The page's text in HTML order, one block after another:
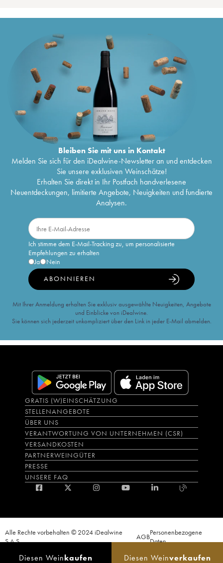
Diesen Weinkaufen Diesen Weinverkaufen
Bleiben Sie mit uns in Kontakt
Melden Sie sich für den iDealwine-Newsletter an und entdecken
Sie unsere exklusiven Weinschätze!
Erhalten Sie direkt in Ihr Postfach handverlesene
Neuentdeckungen, limitierte Angebote, Neuigkeiten und fundierte
Analysen.
Ich stimme dem E-Mail-Tracking zu, um personalisierte
Empfehlungen zu erhalten
Ja
Nein
ABONNIEREN
Mit Ihrer Anmeldung erhalten Sie exklusiv ausgewählte Neuigkeiten, Angebote
und Einblicke von iDealwine.
Sie können sich jederzeit unkompliziert über den Link in jeder E-Mail abmelden.
GRATIS (W)EINSCHÄTZUNG
STELLENANGEBOTE
ÜBER UNS
VERANTWORTUNG VON UNTERNEHMEN (CSR)
VERSANDKOSTEN
PARTNERWEINGÜTER
PRESSE
UNSERE FAQ
Alle Rechte vorbehalten © 2024 iDealwine
S.A.S.
AGBPersonenbezogene
Daten
Verkaufs verlangt. CODE DE LA SANTÉ PUBLIQUE, ART.L.3342-1 et L.3353-3